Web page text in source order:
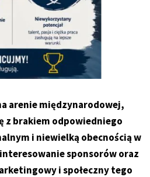
arenie międzynarodowej,
z brakiem odpowiedniego
i niewielką obecnością w
sponsorów oraz
i społeczny tego